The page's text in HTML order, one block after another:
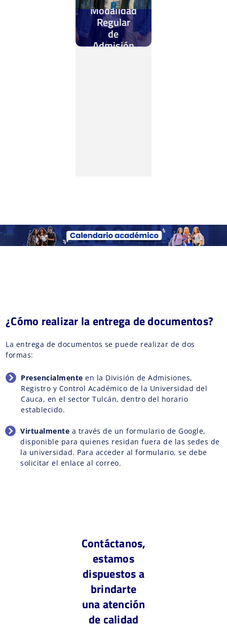
Modalidad
Regular
de
Admisión
¿Cómo realizar la entrega de documentos?
La entrega de documentos se puede realizar de dos
formas:
Presencialmente en la División de Admisiones,
Registro y Control Académico de la Universidad del
Cauca, en el sector Tulcán, dentro del horario
establecido.
Virtualmente a través de un formulario de Google,
disponible para quienes residan fuera de las sedes de
la universidad. Para acceder al formulario, se debe
solicitar el enlace al correo.
Contáctanos,
estamos
dispuestos a
brindarte
una atención
de calidad